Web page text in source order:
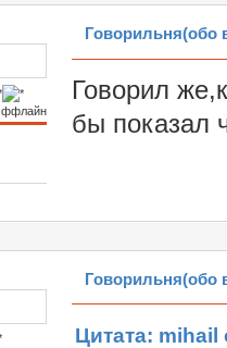
Говорильня(обо
Говорил
бы показал
Говорильня(обо
Цитата: mihail